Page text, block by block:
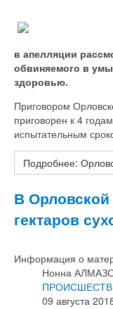
в апелляции
обвиняемого в
здоровью.
Приговором
приговорен к 4
испытательным
Подробнее:
В Орловской
гектаров
Информация о
Нонна
09 августа